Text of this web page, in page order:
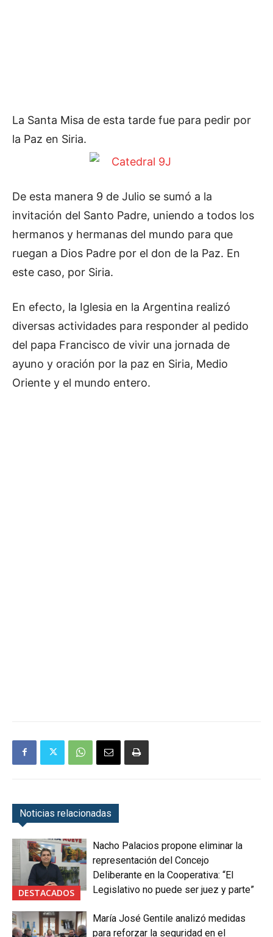
La Santa Misa de esta tarde fue para pedir por
la Paz en Siria.
De esta manera 9 de Julio se sumó a la
invitación del Santo Padre, uniendo a todos los
hermanos y hermanas del mundo para que
ruegan a Dios Padre por el don de la Paz. En
este caso, por Siria.
En efecto, la Iglesia en la Argentina realizó
diversas actividades para responder al pedido
del papa Francisco de vivir una jornada de
ayuno y oración por la paz en Siria, Medio
Oriente y el mundo entero.
Noticias relacionadas
DESTACADOS
Nacho Palacios propone eliminar la
representación del Concejo
Deliberante en la Cooperativa: “El
Legislativo no puede ser juez y parte”
María José Gentile analizó medidas
para reforzar la seguridad en el